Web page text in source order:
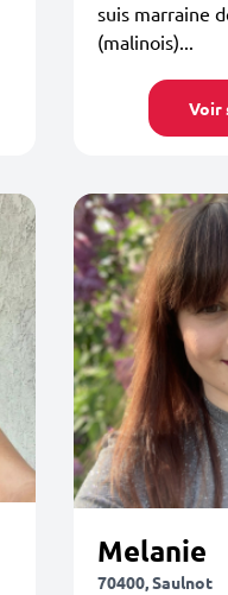
suis marraine
(malinois)...
Voir
Melanie
70400, Saulnot